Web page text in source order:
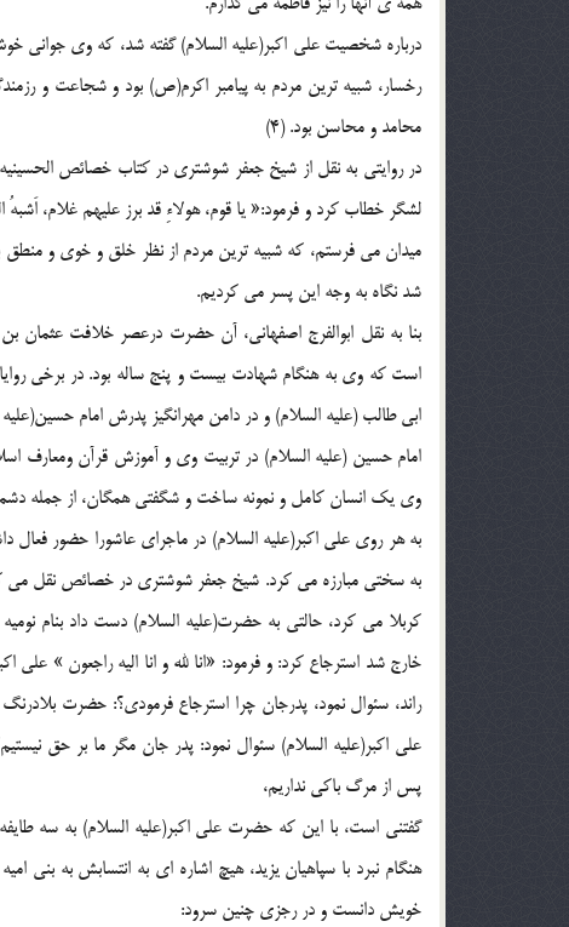
درباره شخصيت علي اكبر(علیه السلام) گفته شد، كه وي
رخسار، شبيه ترين مردم به پيامبر اكرم(ص) بود و شجاعت و
محامد و محاسن بود. (4)
در روايتي به نقل از شيخ جعفر شوشتري در كتاب خصائص
لشگر خطاب كرد و فرمود:« يا قوم، هولاءِ قد برز عليهم غلام،
ميدان مي فرستم، كه شبيه ترين مردم از نظر خلق و خوي و
شد نگاه به وجه اين پسر مي كرديم.
ابي طالب (علیه السلام) و در دامن مهرانگيز پدرش امام
امام حسين (علیه السلام) در تربيت وي و آموزش قرآن ومعارف
وي يك انسان كامل و نمونه ساخت و شگفتي همگان، از جمله
به هر روي علي اكبر(علیه السلام) در ماجراي عاشورا حضور فعال
به سختي مبارزه مي كرد. شيخ جعفر شوشتري در خصائص نقل مي
كربلا مي كرد، حالتي به حضرت(علیه السلام) دست داد بنام
خارج شد استرجاع كرد: و فرمود: «انا لله و انا اليه راجعون » علي
راند، سئوال نمود، پدرجان چرا استرجاع فرمودي؟: حضرت
علي اكبر(علیه السلام) سئوال نمود: پدر جان مگر ما بر حق
پس از مرگ باكي نداريم،
گفتني است، با اين كه حضرت علي اكبر(علیه السلام) به سه
هنگام نبرد با سپاهيان يزيد، هيچ اشاره اي به انتسابش به بني
خويش دانست و در رجزي چنين سرود: